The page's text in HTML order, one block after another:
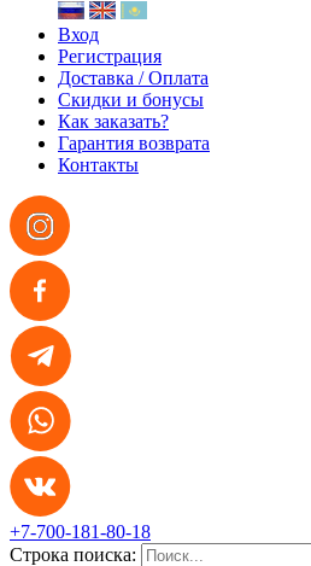
Вход
Регистрация
Доставка / Оплата
Скидки и бонусы
Как заказать?
Гарантия возврата
Контакты
+7-700-181-80-18
Строка поиска: